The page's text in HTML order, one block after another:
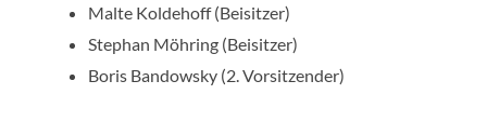
Malte Koldehoff (Beisitzer)
Stephan Möhring (Beisitzer)
Boris Bandowsky (2. Vorsitzender)